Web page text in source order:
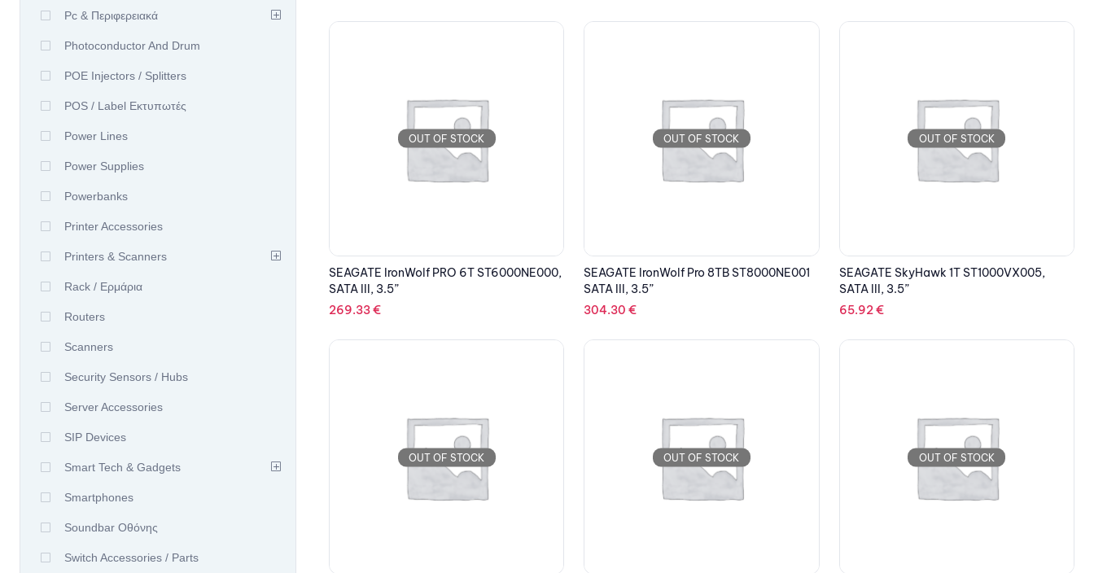
OUT OF STOCK
SEAGATE IronWolf PRO 6T ST6000NE000,
SATA III, 3.5”
269.33€
OUT OF STOCK
SEAGATE IronWolf Pro 8TB ST8000NE001
SATA III, 3.5”
304.30€
OUT OF STOCK
SEAGATE SkyHawk 1T ST1000VX005,
SATA III, 3.5”
65.92€
OUT OF STOCK OUT OF STOCK OUT OF STOCK
Pc & Περιφερειακά
Photoconductor And Drum
POE Injectors / Splitters
POS / Label Εκτυπωτές
Power Lines
Power Supplies
Powerbanks
Printer Accessories
Printers & Scanners
Rack / Ερμάρια
Routers
Scanners
Security Sensors / Hubs
Server Accessories
SIP Devices
Smart Tech & Gadgets
Smartphones
Soundbar Οθόνης
Switch Accessories / Parts